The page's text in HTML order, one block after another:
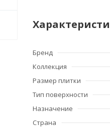
Бренд
Коллекция
Размер плитки
Тип поверхности
Назначение
Страна